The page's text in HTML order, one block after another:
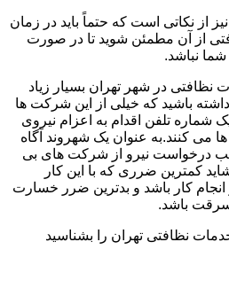
از نکاتی است که حتماً باید در زمان
از آن مطمئن شوید تا در صورت
نباشد.
در شهر تهران بسیار زیاد
داشته باشید که خیلی از این شرکت ها
شماره تلفن اقدام به اعزام نیروی
می کنند.به عنوان یک شهروند آگاه
درخواست نیرو از شرکت های بی
کمترین ضرری که با این کار
کار باشد و بدترین ضرر خسارت
سرقت باشد.
نظافتی تهران را بشناسید